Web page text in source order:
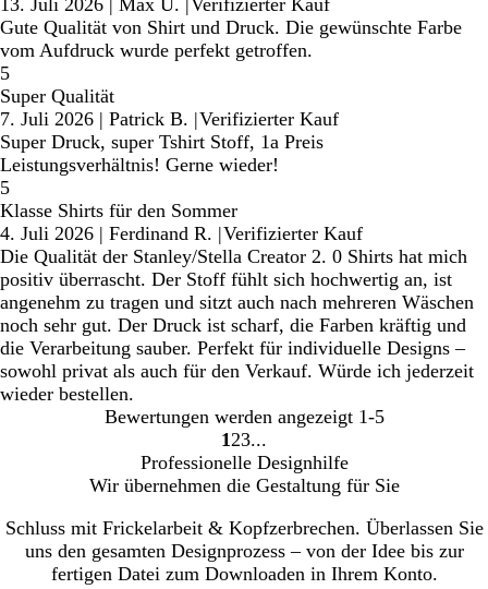
Gute Qualität von Shirt und Druck. Die gewünschte Farbe
vom Aufdruck wurde perfekt getroffen.
5
Super Qualität
7. Juli 2026 | Patrick B. |Verifizierter Kauf
Super Druck, super Tshirt Stoff, 1a Preis
Leistungsverhältnis! Gerne wieder!
5
Klasse Shirts für den Sommer
4. Juli 2026 | Ferdinand R. |Verifizierter Kauf
Die Qualität der Stanley/Stella Creator 2. 0 Shirts hat mich
positiv überrascht. Der Stoff fühlt sich hochwertig an, ist
angenehm zu tragen und sitzt auch nach mehreren Wäschen
noch sehr gut. Der Druck ist scharf, die Farben kräftig und
die Verarbeitung sauber. Perfekt für individuelle Designs –
sowohl privat als auch für den Verkauf. Würde ich jederzeit
wieder bestellen.
Bewertungen werden angezeigt 1-5
Gehe
zu
Seite
1 Gehe
zu
Seite
2 Gehe
zu
Seite
3
Professionelle Designhilfe
Wir übernehmen die Gestaltung für Sie
Schluss mit Frickelarbeit & Kopfzerbrechen. Überlassen Sie
uns den gesamten Designprozess – von der Idee bis zur
fertigen Datei zum Downloaden in Ihrem Konto.